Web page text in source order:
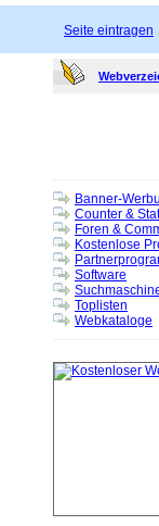
Seite eintragen
Banner-
Counter &
Foren &
Kostenlose
Software
Toplisten
Webkataloge